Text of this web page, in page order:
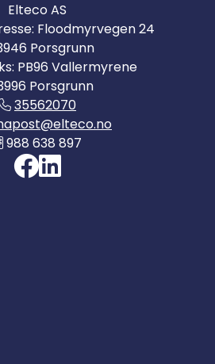
Elteco AS
Floodmyrvegen 24
Porsgrunn
PB96 Vallermyrene
Porsgrunn
35562070
988 638 897